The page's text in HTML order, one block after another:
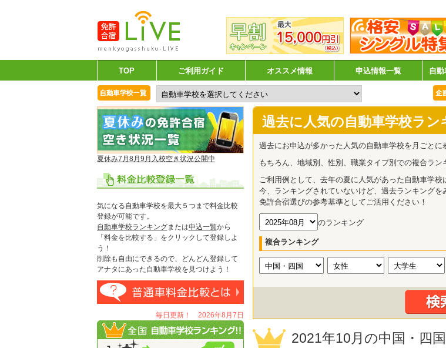
TOP ご利用ガイド オススメ情報 申込情報一覧 自
夏休み7月8月9月入校空き状況公開中
気になる自動車学校を最大５つまで料金比較
登録が可能です。
自動車学校ランキングまたは申込一覧から
「料金を比較する」をクリックして登録しよ
う！
削除も自由にできるので、どんどん登録して
アナタにあった自動車学校を見つけよう！
毎日更新！ 2026年8月7日
過去に人気の自動車学校ラン
過去にお申込が多かった人気の自動車学校を月ごとに
もちろん、地域別、性別、職業タイプ別での複合ラン
ご利用例として、去年の夏に人気があった自動車学校
今、ランキングされていないけど、過去ランキングを
免許合宿選びの参考基準としてご活用ください！
のランキング
複合ランキング
2021年10月の中国・四